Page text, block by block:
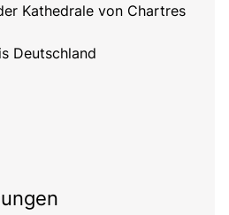
Kathedrale von Chartres
Deutschland